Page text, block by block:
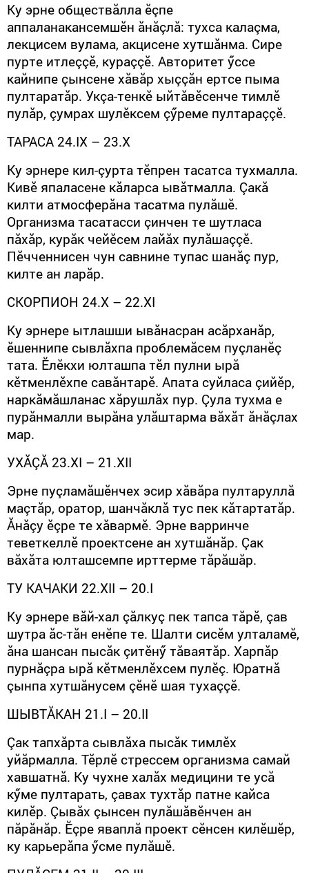
Ку эрне обществăлла ӗçпе
аппаланакансемшӗн ăнăçлă: тухса калаçма,
лекцисем вулама, акцисене хутшăнма. Сире
пурте итлеççӗ, кураççӗ. Авторитет ӳссе
кайнипе çынсене хăвăр хыççăн ертсе пыма
пултаратăр. Укçа-тенкӗ ыйтăвӗсенче тимлӗ
пулăр, çумрах шулӗксем çӳреме пултараççӗ.
ТАРАСА 24.IX – 23.X
Ку эрнере кил-çурта тӗпрен тасатса тухмалла.
Кивӗ япаласене кăларса ывăтмалла. Çакă
килти атмосферăна тасатма пулăшӗ.
Организма тасатасси çинчен те шутласа
пăхăр, курăк чейӗсем лайăх пулăшаççӗ.
Пӗчченнисен чун савнине тупас шанăç пур,
килте ан ларăр.
СКОРПИОН 24.X – 22.XI
Ку эрнере ытлашши ывăнасран асăрханăр,
ӗшеннипе сывлăхпа проблемăсем пуçланӗç
тата. Ӗлӗкхи юлташпа тӗл пулни ырă
кӗтменлӗхпе савăнтарӗ. Апата суйласа çийӗр,
наркăмăшланас хăрушлăх пур. Çула тухма е
пурăнмалли вырăна улăштарма вăхăт ăнăçлах
мар.
УХĂÇĂ 23.XI – 21.XII
Эрне пуçламăшӗнчех эсир хăвăра пултаруллă
маçтăр, оратор, шанчăклă тус пек кăтартатăр.
Ăнăçу ӗçре те хăвармӗ. Эрне варринче
теветкеллӗ проектсене ан хутшăнăр. Çак
вăхăта юлташсемпе ирттерме тăрăшăр.
ТУ КА­ЧАКИ 22.XII – 20.I
Ку эрнере вăй-хал çăлкуç пек тапса тăрӗ, çав
шутра ăс-тăн енӗпе те. Шалти сисӗм улталамӗ,
ăна шансан пысăк çитӗнӳ тăваятăр. Харпăр
пурнăçра ырă кӗтменлӗхсем пулӗç. Юратнă
çынпа хутшăнусем çӗнӗ шая тухаççӗ.
ШЫВТĂКАН 21.I – 20.II
Çак тапхăрта сывлăха пысăк тимлӗх
уйăрмалла. Тӗрлӗ стрессем организма самай
хавшатнă. Ку чухне халăх медицини те усă
кӳме пултарать, çавах тухтăр патне кайса
килӗр. Çывăх çынсен пулăшăвӗнчен ан
пăрăнăр. Ӗçре яваплă проект сӗнсен килӗшӗр,
ку карьерăпа ӳсме пулăшӗ.